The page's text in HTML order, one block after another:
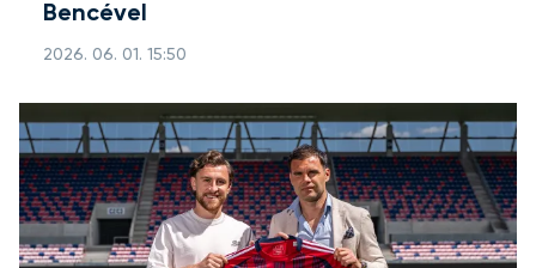
Bencével
2026. 06. 01. 15:50